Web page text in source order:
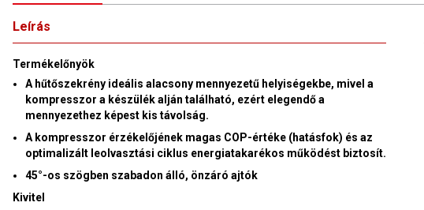
Leírás
Termékelőnyök
A hűtőszekrény ideális alacsony mennyezetű helyiségekbe, mivel a
kompresszor a készülék alján található, ezért elegendő a
mennyezethez képest kis távolság.
A kompresszor érzékelőjének magas COP-értéke (hatásfok) és az
optimalizált leolvasztási ciklus energiatakarékos működést biztosít.
45°-os szögben szabadon álló, önzáró ajtók
Kivitel